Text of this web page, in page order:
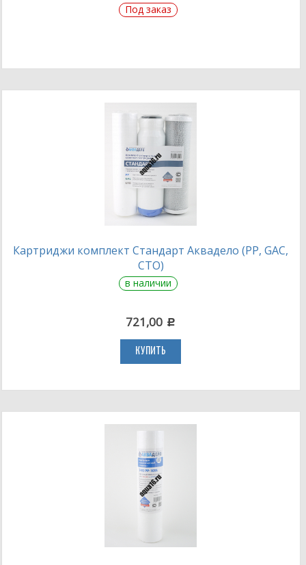
Под заказ
Картриджи комплект Стандарт Аквадело (PP, GAC,
CTO)
в наличии
721,00 c
КУПИТЬ